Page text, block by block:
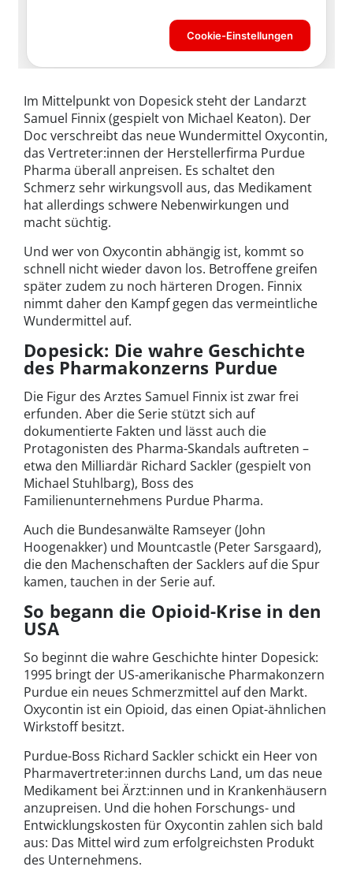
Im Mittelpunkt von Dopesick steht der Landarzt
Samuel Finnix (gespielt von Michael Keaton). Der
Doc verschreibt das neue Wundermittel Oxycontin,
das Vertreter:innen der Herstellerfirma Purdue
Pharma überall anpreisen. Es schaltet den
Schmerz sehr wirkungsvoll aus, das Medikament
hat allerdings schwere Nebenwirkungen und
macht süchtig.
Und wer von Oxycontin abhängig ist, kommt so
schnell nicht wieder davon los. Betroffene greifen
später zudem zu noch härteren Drogen. Finnix
nimmt daher den Kampf gegen das vermeintliche
Wundermittel auf.
Dopesick: Die wahre Geschichte
des Pharmakonzerns Purdue
Die Figur des Arztes Samuel Finnix ist zwar frei
erfunden. Aber die Serie stützt sich auf
dokumentierte Fakten und lässt auch die
Protagonisten des Pharma-Skandals auftreten –
etwa den Milliardär Richard Sackler (gespielt von
Michael Stuhlbarg), Boss des
Familienunternehmens Purdue Pharma.
Auch die Bundesanwälte Ramseyer (John
Hoogenakker) und Mountcastle (Peter Sarsgaard),
die den Machenschaften der Sacklers auf die Spur
kamen, tauchen in der Serie auf.
So begann die Opioid-Krise in den
USA
So beginnt die wahre Geschichte hinter Dopesick:
1995 bringt der US-amerikanische Pharmakonzern
Purdue ein neues Schmerzmittel auf den Markt.
Oxycontin ist ein Opioid, das einen Opiat-ähnlichen
Wirkstoff besitzt.
Purdue-Boss Richard Sackler schickt ein Heer von
Pharmavertreter:innen durchs Land, um das neue
Medikament bei Ärzt:innen und in Krankenhäusern
anzupreisen. Und die hohen Forschungs- und
Entwicklungskosten für Oxycontin zahlen sich bald
aus: Das Mittel wird zum erfolgreichsten Produkt
des Unternehmens.